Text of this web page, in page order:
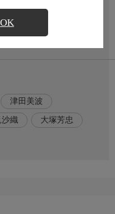
OK
津田美波
織 大塚芳忠